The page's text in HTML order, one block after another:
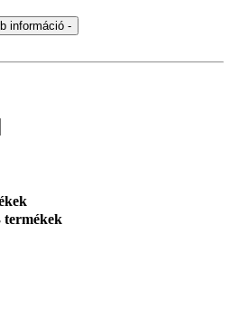
információ -
termékek